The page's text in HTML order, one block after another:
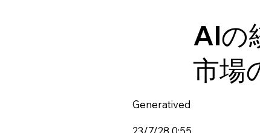
AIの
市場
Generatived